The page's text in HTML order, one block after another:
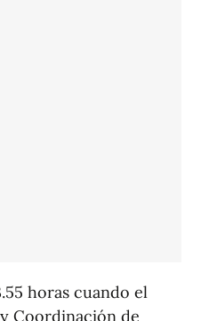
horas cuando el
Coordinación de